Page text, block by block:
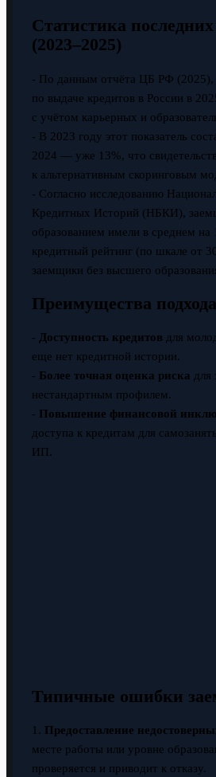
Статистика последних
(2023–2025)
- По данным отчёта ЦБ РФ (2025),
по выдаче кредитов в России в
с учётом карьерных и
- В 2023 году этот показатель
2024 — уже 13%, что
к альтернативным скоринговым
- Согласно исследованию
Кредитных Историй (НБКИ),
образованием имели в среднем на
кредитный рейтинг (по шкале от
заемщики без высшего
Преимущества подхода
- Доступность кредитов для
еще нет кредитной истории.
- Более точная оценка риска для
нестандартным профилем.
- Повышение финансовой
доступа к кредитам для
ИП.
Типичные ошибки
1. Предоставление
месте работы или уровне
проверяется и приводит к отказу.